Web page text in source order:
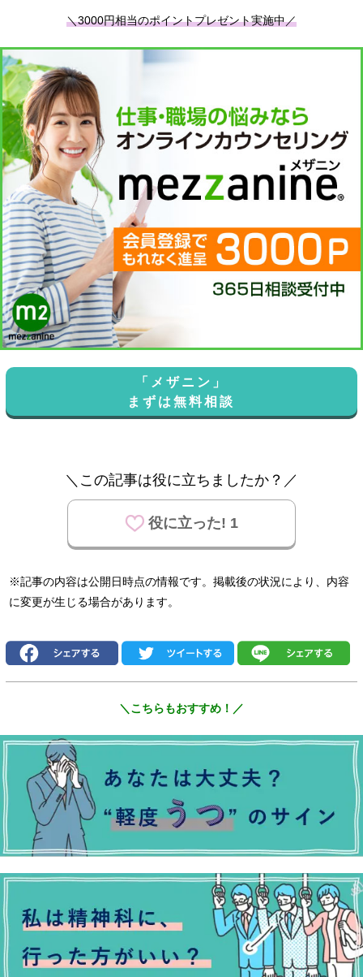
＼3000円相当のポイントプレゼント実施中／
「メザニン」
まずは無料相談
＼この記事は役に立ちましたか？／
役に立った! 1
※記事の内容は公開日時点の情報です。掲載後の状況により、内容
に変更が生じる場合があります。
＼こちらもおすすめ！／